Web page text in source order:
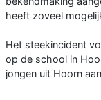
heeft zoveel
Het steekincident
op de school in
jongen uit Hoorn